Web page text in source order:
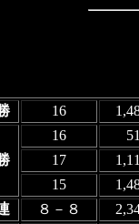
16
16
17
15
８－８